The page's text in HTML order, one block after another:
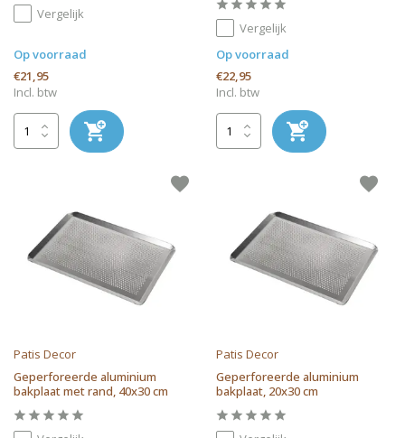
Vergelijk
Op voorraad
€21,95
Incl. btw
Vergelijk
Op voorraad
€22,95
Incl. btw
Patis Decor
Geperforeerde aluminium
bakplaat met rand, 40x30 cm
Patis Decor
Geperforeerde aluminium
bakplaat, 20x30 cm